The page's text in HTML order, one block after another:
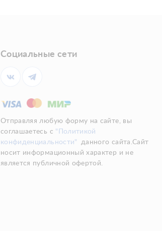
Социальные сети
Отправляя любую форму на сайте, вы
соглашаетесь с "Политикой
конфиденциальности"
данного сайта.Сайт
носит информационный характер и не
является публичной офертой.